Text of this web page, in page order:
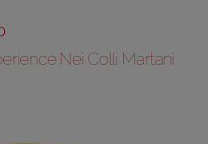
Nei Colli Martani